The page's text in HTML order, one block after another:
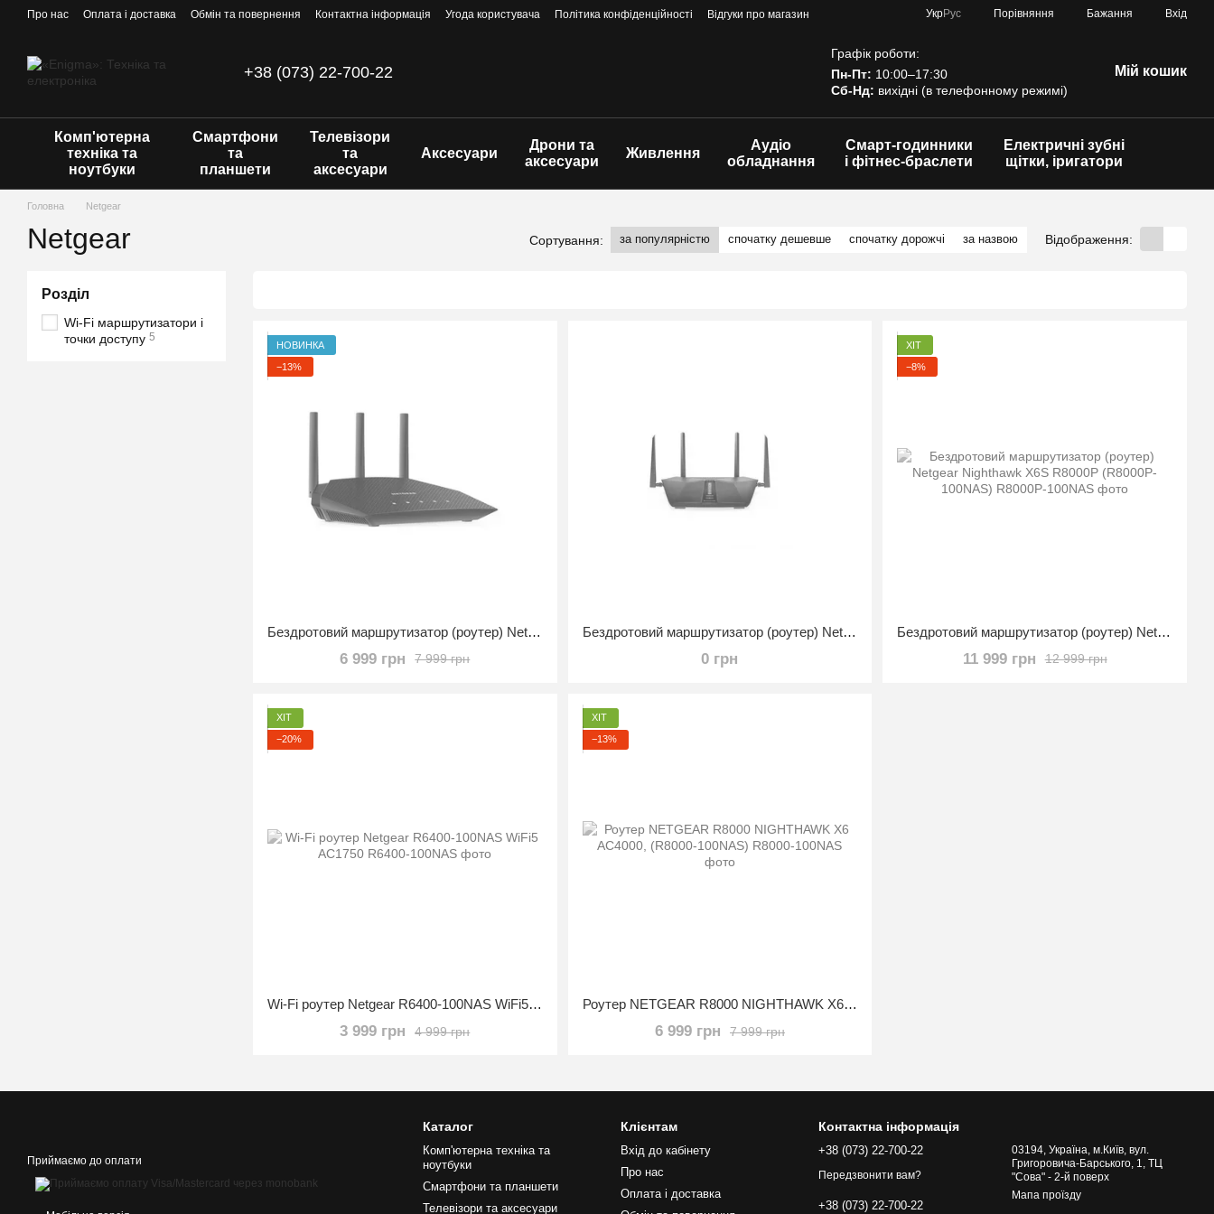
Перейти до основного контенту
Про нас Оплата і доставка Обмін та повернення Контактна інформація Угода користувача Політика конфіденційності Відгуки про магазин УкрРус Порівняння Бажання Вхід
+38 (073) 22-700-22
Графік роботи:
Пн-Пт: 10:00–17:30
Сб-Нд: вихідні (в телефонному режимі)
Мій кошик
Комп'ютерна
техніка та
ноутбуки
Смартфони
та
планшети
Телевізори
та
аксесуари
Аксесуари
Дрони та
аксесуари
Живлення
Аудіо
обладнання
Смарт-годинники
і фітнес-браслети
Електричні зубні
щітки, іригатори
Головна Netgear
Netgear Сортування: за популярністю спочатку дешевше спочатку дорожчі за назвою Відображення:
НОВИНКА
−13%
Бездротовий маршрутизатор (роутер) Netgear RAX10 (RAX10-100EUS/RAX10-100NAS)
7 999 грн
6 999 грн
Бездротовий маршрутизатор (роутер) Netgear Nighthawk 5-Stream RAX43
0 грн
ХІТ
−8%
Бездротовий маршрутизатор (роутер) Netgear Nighthawk X6S R8000P (R8000P-100NAS)
12 999 грн
11 999 грн
ХІТ
−20%
Wi-Fi роутер Netgear R6400-100NAS WiFi5 AC1750
4 999 грн
3 999 грн
ХІТ
−13%
Роутер NETGEAR R8000 NIGHTHAWK X6 AC4000, (R8000-100NAS)
7 999 грн
6 999 грн
Розділ
Wi-Fi маршрутизатори і
точки доступу 5
Приймаємо до оплати
Каталог
Комп'ютерна техніка та
ноутбуки
Смартфони та планшети
Телевізори та аксесуари
Клієнтам
Вхід до кабінету
Про нас
Оплата і доставка
Контактна інформація
+38 (073) 22-700-22
Передзвонити вам?
+38 (073) 22-700-22
03194, Україна, м.Київ, вул.
Григоровича-Барського, 1, ТЦ
"Сова" - 2-й поверх
Мапа проїзду